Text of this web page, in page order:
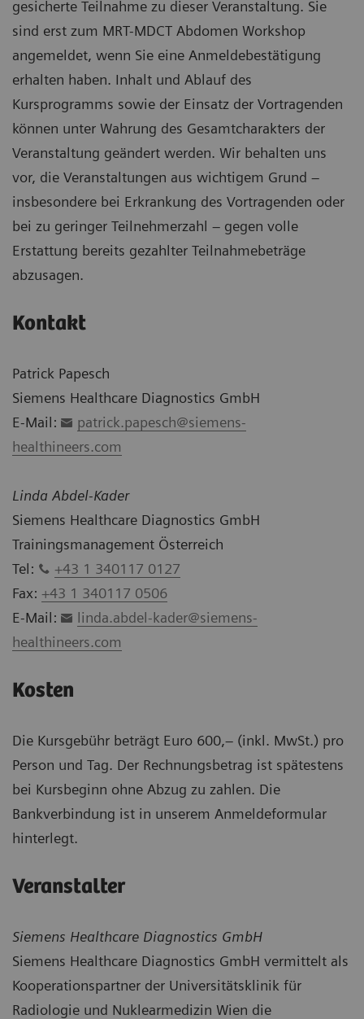
gesicherte Teilnahme zu dieser Veranstaltung. Sie
sind erst zum MRT-MDCT Abdomen Workshop
angemeldet, wenn Sie eine Anmeldebestätigung
erhalten haben. Inhalt und Ablauf des
Kursprogramms sowie der Einsatz der Vortragenden
können unter Wahrung des Gesamtcharakters der
Veranstaltung geändert werden. Wir behalten uns
vor, die Veranstaltungen aus wichtigem Grund –
insbesondere bei Erkrankung des Vortragenden oder
bei zu geringer Teilnehmerzahl – gegen volle
Erstattung bereits gezahlter Teilnahmebeträge
abzusagen.
Kontakt
Patrick Papesch
Siemens Healthcare Diagnostics GmbH
E-Mail:
patrick.papesch@siemens-
healthineers.com
Linda Abdel-Kader
Siemens Healthcare Diagnostics GmbH
Trainingsmanagement Österreich
Tel:
+43 1 340117 0127
Fax: +43 1 340117 0506
E-Mail:
linda.abdel-kader@siemens-
healthineers.com
Kosten
Die Kursgebühr beträgt Euro 600,– (inkl. MwSt.) pro
Person und Tag. Der Rechnungsbetrag ist spätestens
bei Kursbeginn ohne Abzug zu zahlen. Die
Bankverbindung ist in unserem Anmeldeformular
hinterlegt.
Veranstalter
Siemens Healthcare Diagnostics GmbH
Siemens Healthcare Diagnostics GmbH vermittelt als
Kooperationspartner der Universitätsklinik für
Radiologie und Nuklearmedizin Wien die